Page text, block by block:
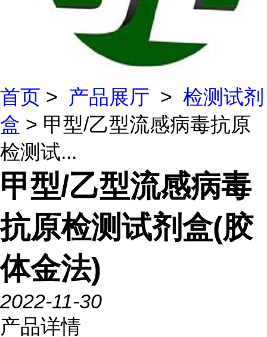
首页 > 产品展厅 > 检测试剂
盒 > 甲型/乙型流感病毒抗原
检测试...
甲型/乙型流感病毒
抗原检测试剂盒(胶
体金法)
2022-11-30
产品详情